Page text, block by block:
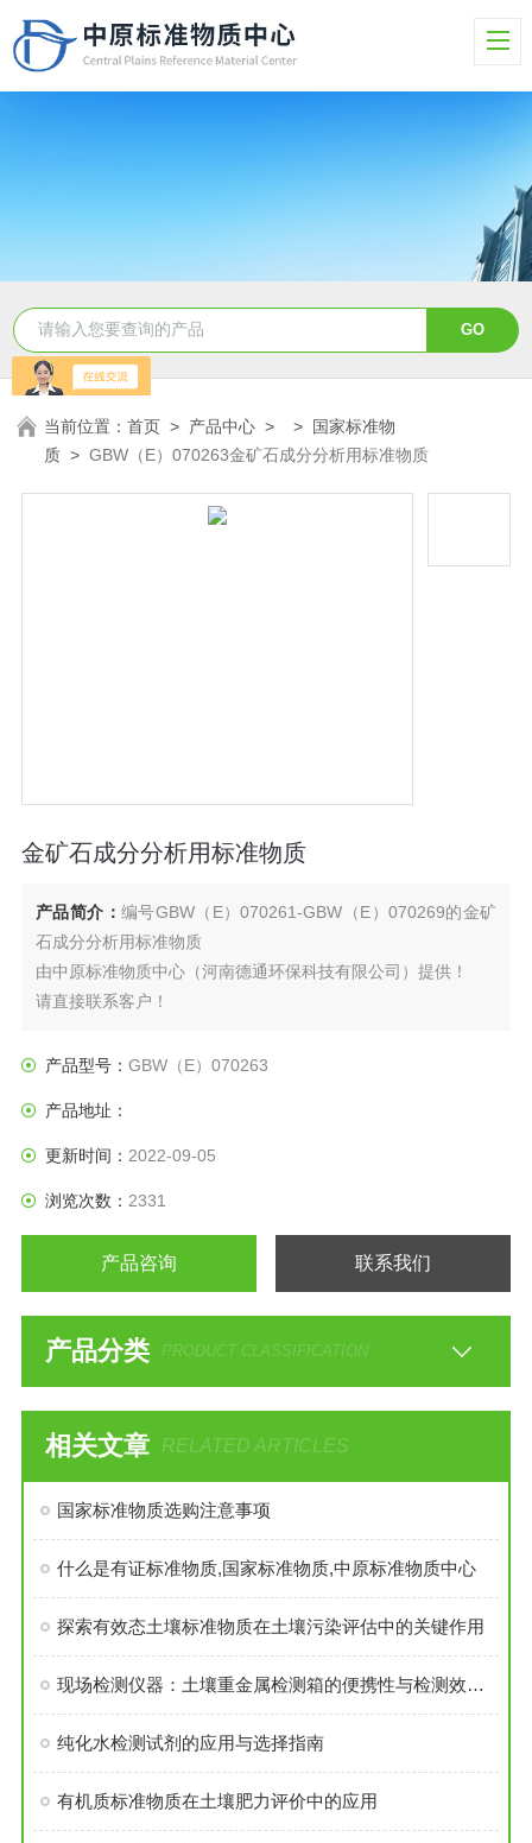
当前位置：首页 > 产品中心 > > 国家标准物
质 >GBW（E）070263金矿石成分分析用标准物质
金矿石成分分析用标准物质
产品简介： 编号GBW（E）070261-GBW（E）070269的金矿
石成分分析用标准物质
由中原标准物质中心（河南德通环保科技有限公司）提供！
请直接联系客户！
产品型号： GBW（E）070263
产品地址：
更新时间： 2022-09-05
浏览次数： 2331
产品咨询 联系我们
产品分类 PRODUCT CLASSIFICATION
相关文章 RELATED ARTICLES
国家标准物质选购注意事项
什么是有证标准物质,国家标准物质,中原标准物质中心
探索有效态土壤标准物质在土壤污染评估中的关键作用
现场检测仪器：土壤重金属检测箱的便携性与检测效率优势解析
纯化水检测试剂的应用与选择指南
有机质标准物质在土壤肥力评价中的应用